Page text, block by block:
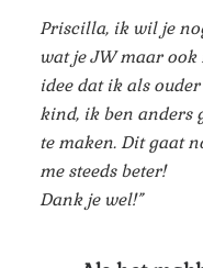
Priscilla, ik wil je
wat je JW maar
idee dat ik als
kind, ik ben anders
te maken. Dit gaat
me steeds beter!
Dank je wel!”